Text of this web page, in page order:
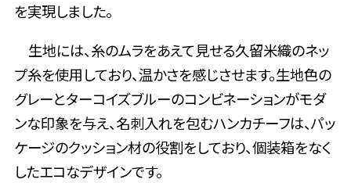
を実現しました。
生地には、糸のムラをあえて見せる久留米織のネッ
プ糸を使用しており、温かさを感じさせます。生地色の
グレーとターコイズブルーのコンビネーションがモダ
ンな印象を与え、名刺入れを包むハンカチーフは、パッ
ケージのクッション材の役割をしており、個装箱をなく
したエコなデザインです。